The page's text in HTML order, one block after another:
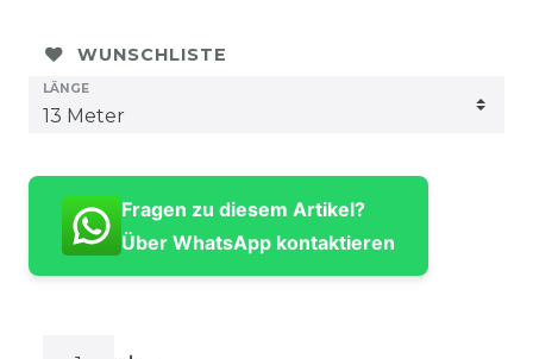
WUNSCHLISTE
LÄNGE
Fragen zu diesem Artikel?
Über WhatsApp kontaktieren